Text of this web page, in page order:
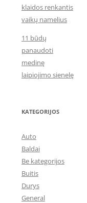
klaidos renkantis
vaikų namelius
11 būdų
panaudoti
medinę
laipiojimo sienelę
KATEGORIJOS
Auto
Baldai
Be kategorijos
Buitis
Durys
General